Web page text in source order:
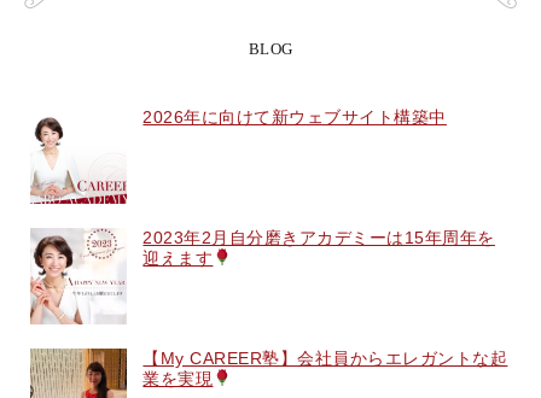
BLOG
2026年に向けて新ウェブサイト構築中
2023年2月自分磨きアカデミーは15年周年を
迎えます
【My CAREER塾】会社員からエレガントな起
業を実現